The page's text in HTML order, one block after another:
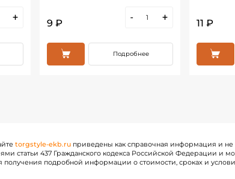
+
9 ₽
- +
Подробнее
11 ₽
torgstyle-ekb.ru приведены как справочная информация и
статьи 437 Гражданского кодекса Российской Федерации и
подробной информации о стоимости, сроках и